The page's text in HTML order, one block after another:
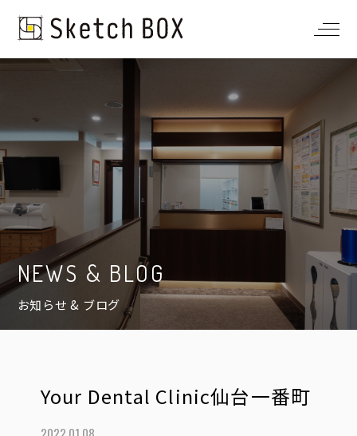
NEWS & BLOG
お知らせ & ブログ
Your Dental Clinic仙台一番町